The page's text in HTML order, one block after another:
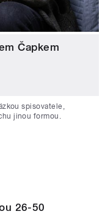
Čapkem
spisovatele,
jinou formou.
26-50